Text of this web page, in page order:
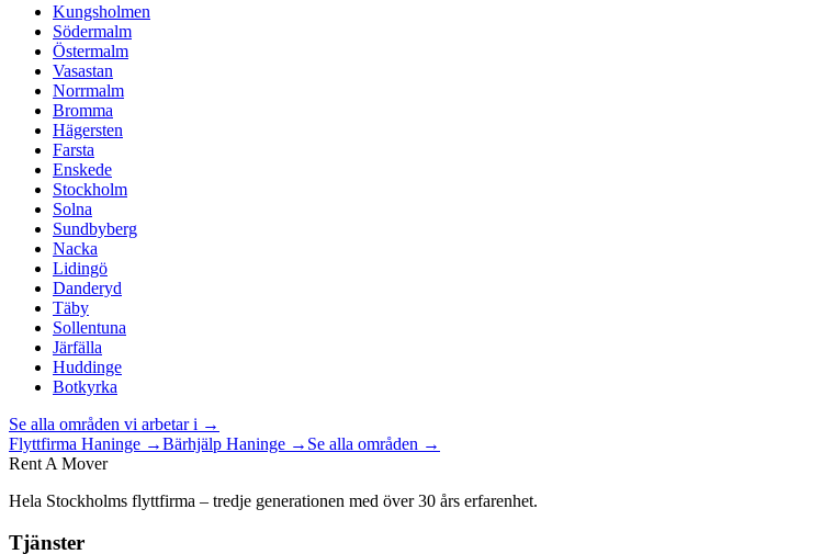
Kungsholmen
Södermalm
Östermalm
Vasastan
Norrmalm
Bromma
Hägersten
Farsta
Enskede
Stockholm
Solna
Sundbyberg
Nacka
Lidingö
Danderyd
Täby
Sollentuna
Järfälla
Huddinge
Botkyrka
Se alla områden vi arbetar i →
Flyttfirma Haninge →Bärhjälp Haninge → Se alla områden →
Rent A Mover
Hela Stockholms flyttfirma – tredje generationen med över 30 års erfarenhet.
Tjänster